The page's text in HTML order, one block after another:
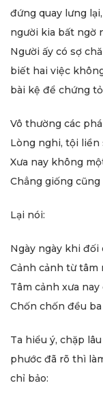
đứng quay lưng
người kia bất ngờ
Người ấy có sợ
biết hai việc
bài kệ để chứng
Vô thường các
Lòng nghi, tội liền
Xưa nay không
Chẳng giống cũng
Lại nói:
Ngày ngày khi đối
Cảnh cảnh từ tâm
Tâm cảnh xưa nay
Chốn chốn đều ba
Ta hiểu ý, chặp
phước đã rõ thì
chỉ bảo: